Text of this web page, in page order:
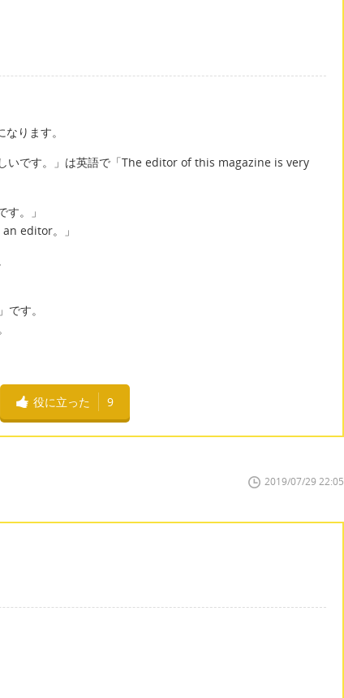
ります。
いです。」は英語で「The editor of this magazine is very
す。」
editor。」
す。
役に立った 9
2019/07/29 22:05